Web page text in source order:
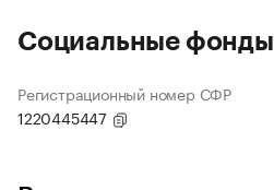
Социальные фонды
Регистрационный номер СФР
1220445447